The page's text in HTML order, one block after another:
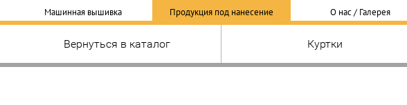
Машинная вышивка Продукция под нанесение О нас / Галерея
Вернуться в каталог Куртки